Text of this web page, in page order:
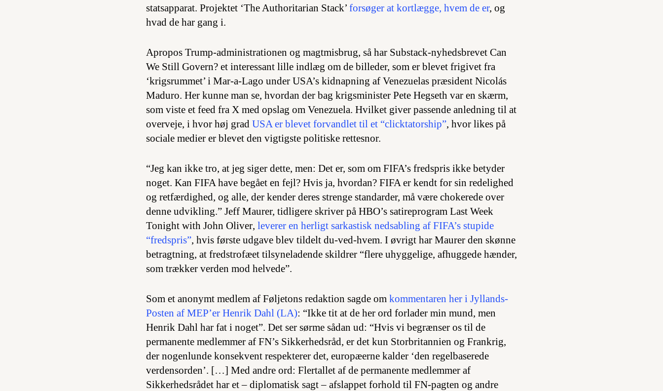
statsapparat. Projektet ‘The Authoritarian Stack’ forsøger at kortlægge, hvem de er, og
hvad de har gang i.
Apropos Trump-administrationen og magtmisbrug, så har Substack-nyhedsbrevet Can
We Still Govern? et interessant lille indlæg om de billeder, som er blevet frigivet fra
‘krigsrummet’ i Mar-a-Lago under USA’s kidnapning af Venezuelas præsident Nicolás
Maduro. Her kunne man se, hvordan der bag krigsminister Pete Hegseth var en skærm,
som viste et feed fra X med opslag om Venezuela. Hvilket giver passende anledning til at
overveje, i hvor høj grad USA er blevet forvandlet til et “clicktatorship”, hvor likes på
sociale medier er blevet den vigtigste politiske rettesnor.
“Jeg kan ikke tro, at jeg siger dette, men: Det er, som om FIFA’s fredspris ikke betyder
noget. Kan FIFA have begået en fejl? Hvis ja, hvordan? FIFA er kendt for sin redelighed
og retfærdighed, og alle, der kender deres strenge standarder, må være chokerede over
denne udvikling.” Jeff Maurer, tidligere skriver på HBO’s satireprogram Last Week
Tonight with John Oliver, leverer en herligt sarkastisk nedsabling af FIFA’s stupide
“fredspris”, hvis første udgave blev tildelt du-ved-hvem. I øvrigt har Maurer den skønne
betragtning, at fredstrofæet tilsyneladende skildrer “flere uhyggelige, afhuggede hænder,
som trækker verden mod helvede”.
Som et anonymt medlem af Føljetons redaktion sagde om kommentaren her i Jyllands-
Posten af MEP’er Henrik Dahl (LA): “Ikke tit at de her ord forlader min mund, men
Henrik Dahl har fat i noget”. Det ser sørme sådan ud: “Hvis vi begrænser os til de
permanente medlemmer af FN’s Sikkerhedsråd, er det kun Storbritannien og Frankrig,
der nogenlunde konsekvent respekterer det, europæerne kalder ‘den regelbaserede
verdensorden’. […] Med andre ord: Flertallet af de permanente medlemmer af
Sikkerhedsrådet har et – diplomatisk sagt – afslappet forhold til FN-pagten og andre